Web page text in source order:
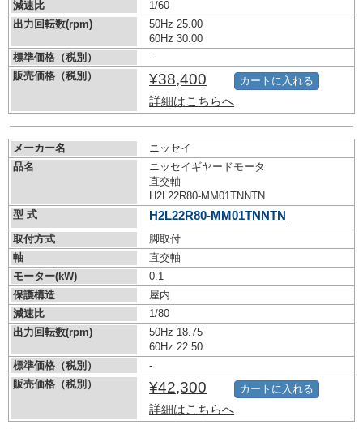
減速比
1/60
出力回転数(rpm)
50Hz 25.00
60Hz 30.00
標準価格（税別）
-
販売価格（税別）
¥38,400
詳細はこちらへ
カートに入れる
メーカー名
ニッセイ
品名
ニッセイギヤードモータ
直交軸
H2L22R80-MM01TNNTN
型 式
H2L22R80-MM01TNNTN
取付方式
脚取付
軸
直交軸
モーター(kW)
0.1
保護構造
屋内
減速比
1/80
出力回転数(rpm)
50Hz 18.75
60Hz 22.50
標準価格（税別）
-
販売価格（税別）
¥42,300
詳細はこちらへ
カートに入れる